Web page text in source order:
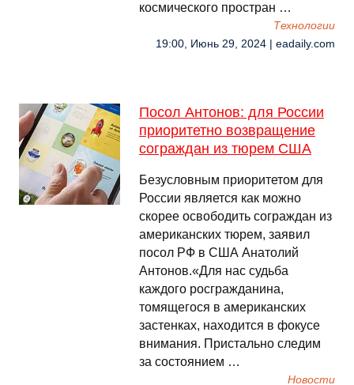
космического простран …
Технологии
19:00, Июнь 29, 2024 | eadaily.com
Посол Антонов: для России
приоритетно возвращение
сограждан из тюрем США
Безусловным приоритетом для
России является как можно
скорее освободить сограждан из
американских тюрем, заявил
посол РФ в США Анатолий
Антонов.«Для нас судьба
каждого росгражданина,
томящегося в американских
застенках, находится в фокусе
внимания. Пристально следим
за состоянием …
Новости